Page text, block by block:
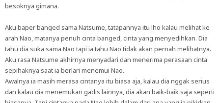
besoknya gimana.
Aku baper banged sama Natsume, tatapannya itu lho kalau melihat ke
arah Nao, matanya penuh cinta banged, cinta yang menyedihkan. Dia
tahu dia suka sama Nao tapi ia tahu Nao tidak akan pernah melihatnya.
Aku rasa Natsume akhirnya menyadari dan menerima perasaan cinta
sepihaknya saat ia berlari menemui Nao.
Awalnya ia masih merasa cintanya itu biasa aja, kalau dia nggak serius
dan kalau dia menemukan gadis lainnya, dia akan baik-baik saja seperti